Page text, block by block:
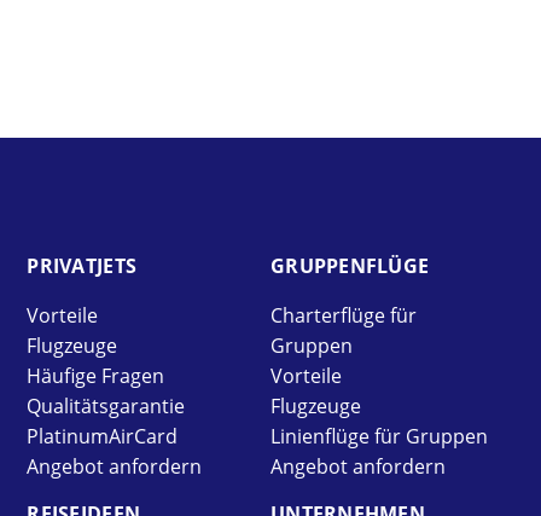
PRIVAT­JETS
Vorteile
Flugzeuge
Häufige Fragen
Qualitätsgarantie
PlatinumAirCard
Angebot anfordern
GRUPPEN­FLÜGE
Charterflüge für
Gruppen
Vorteile
Flugzeuge
Linienflüge für Gruppen
Angebot anfordern